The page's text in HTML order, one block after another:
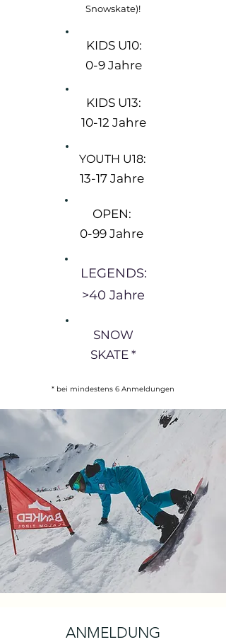
Snowskate)!
KIDS U10:
0-9 Jahre
KIDS U13:
10-12 Jahre
YOUTH U18:
13-17 Jahre
OPEN:
0-99 Jahre
LEGENDS:
>40 Jahre
SNOW
SKATE *
* bei mindestens 6 Anmeldungen
ANMELDUNG